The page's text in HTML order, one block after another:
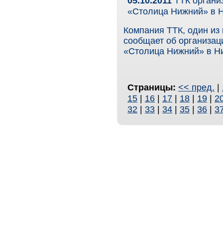
«Столица Нижний» в
Компания ТТК, один из
сообщает об
«Столица Нижний» в
Страницы: << пред. |
15 | 16 | 17 | 18 | 19 |
32 | 33 | 34 | 35 | 36 |